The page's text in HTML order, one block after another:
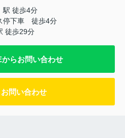
駅 徒歩4分
停下車 徒歩4分
徒歩29分
からお問い合わせ
お問い合わせ